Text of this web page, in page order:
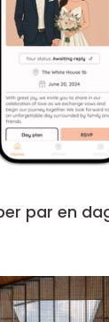
par en